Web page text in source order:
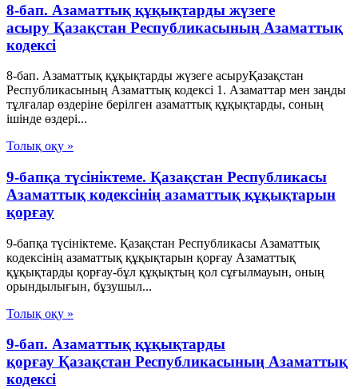
8-бап. Азаматтық құқықтарды жүзеге
асыру Қазақстан Республикасының Азаматтық
кодексi
8-бап. Азаматтық құқықтарды жүзеге асыруҚазақстан
Республикасының Азаматтық кодексi 1. Азаматтар мен заңды
тұлғалар өздерiне берiлген азаматтық құқықтарды, соның
iшiнде өздерi...
Толық оқу »
9-бапқа түсініктеме. Қазақстан Республикасы
Азаматтық кодексінің азаматтық құқықтарын
қорғау
9-бапқа түсініктеме. Қазақстан Республикасы Азаматтық
кодексінің азаматтық құқықтарын қорғау Азаматтық
құқықтарды қорғау-бұл құқықтың қол сұғылмауын, оның
орындылығын, бұзушыл...
Толық оқу »
9-бап. Азаматтық құқықтарды
қорғау Қазақстан Республикасының Азаматтық
кодексi